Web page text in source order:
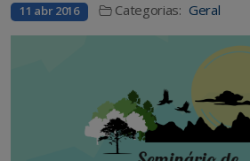
11 abr 2016 Categorias: Geral